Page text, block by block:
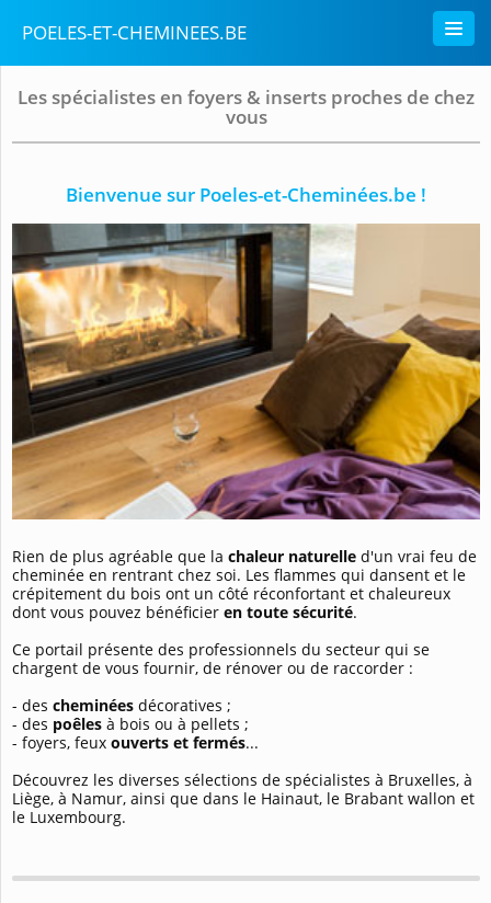
POELES-ET-CHEMINEES.BE
Les spécialistes en foyers & inserts proches de chez
vous
Bienvenue sur Poeles-et-Cheminées.be !
Rien de plus agréable que la chaleur naturelle d'un vrai feu de
cheminée en rentrant chez soi. Les flammes qui dansent et le
crépitement du bois ont un côté réconfortant et chaleureux
dont vous pouvez bénéficier en toute sécurité.
Ce portail présente des professionnels du secteur qui se
chargent de vous fournir, de rénover ou de raccorder :
- des cheminées décoratives ;
- des poêles à bois ou à pellets ;
- foyers, feux ouverts et fermés...
Découvrez les diverses sélections de spécialistes à Bruxelles, à
Liège, à Namur, ainsi que dans le Hainaut, le Brabant wallon et
le Luxembourg.